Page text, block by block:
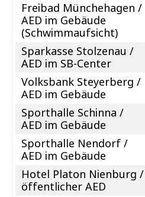
Freibad Münchehagen /
AED im Gebäude
(Schwimmaufsicht)
Sparkasse Stolzenau /
AED im SB-Center
Volksbank Steyerberg /
AED im Gebäude
Sporthalle Schinna /
AED im Gebäude
Sporthalle Nendorf /
AED im Gebäude
Hotel Platon Nienburg /
öffentlicher AED